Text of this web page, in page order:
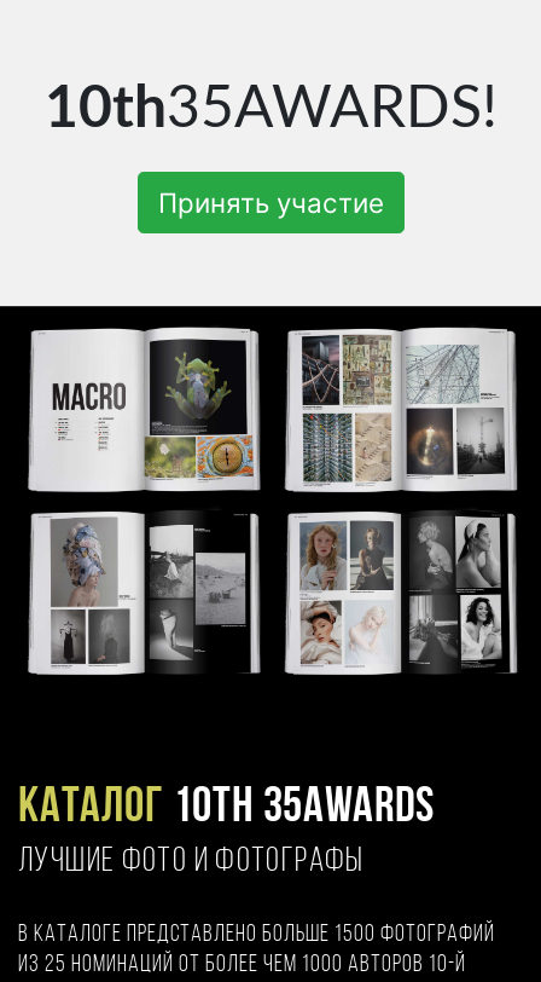
10th35AWARDS!
Принять участие
Каталог 10TH 35AWARDS
ЛУЧШИЕ ФОТО И ФОТОГРАФЫ
В каталоге представлено больше 1500 фотографий
из 25 номинаций от более чем 1000 авторов 10-й